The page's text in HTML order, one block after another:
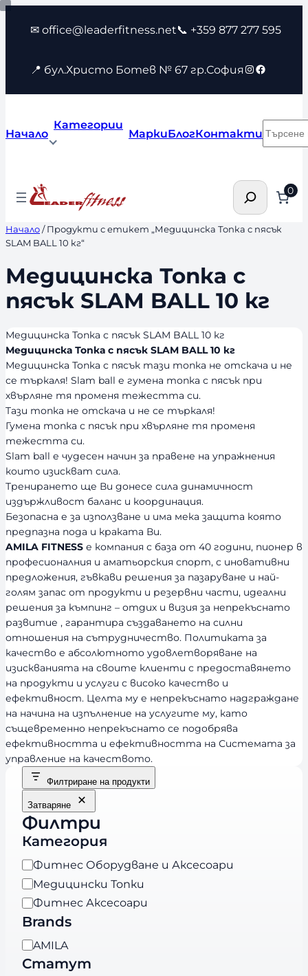
Към
съдържанието
✉ office@leaderfitness.net📞 +359 877 277 595
📍 бул.Христо Ботев № 67 гр.София Instagram
Facebook
Начало
Категории
МаркиБлогКонтакти
Търсене 0
Начало/ Продукти с етикет „Медицинска Топка с пясък
SLAM BALL 10 кг“
Медицинска Топка с
пясък SLAM BALL 10 кг
Медицинска Топка с пясък SLAM BALL 10 кг
Медицинска Топка с пясък SLAM BALL 10 кг
Медицинска Топка с пясък тази топка не отскача и не
се търкаля! Slam ball е гумена топка с пясък при
хвърляне тя променя тежестта си.
Tази топка не отскача и не се търкаля!
Гумена топка с пясък при хвърляне тя променя
тежестта си.
Slam ball е чудесен начин за правене на упражнения
които изискват сила.
Тренирането ще Ви донесе сила динамичност
издържливост баланс и координация.
Безопасна е за използване и има мека защита която
предпазна пода и краката Ви.
AMILA FITNESS е компания с база от 40 години, пионер в
професионалния и аматьорския спорт, с иновативни
предложения, гъвкави решения за пазаруване и най-
голям запас от продукти и резервни части, идеални
решения за къмпинг – отдих и визия за непрекъснато
развитие , гарантира създаването на силни
отношения на сътрудничество. Политиката за
качество е абсолютното удовлетворяване на
изискванията на своите клиенти с предоставянето
на продукти и услуги с високо качество и
ефективност. Целта му е непрекъснато надграждане
на начина на изпълнение на услугите му, като
същевременно непрекъснато се подобрява
ефективността и ефективността на Системата за
управление на качеството.
Филтриране на продукти
Затваряне
Филтри
Категория
К
а
т
е
о
р
Фитнес Оборудване и Аксесоари
Медицински Топки
Фитнес Аксесоари
Brands
B
r
AMILA
Статут